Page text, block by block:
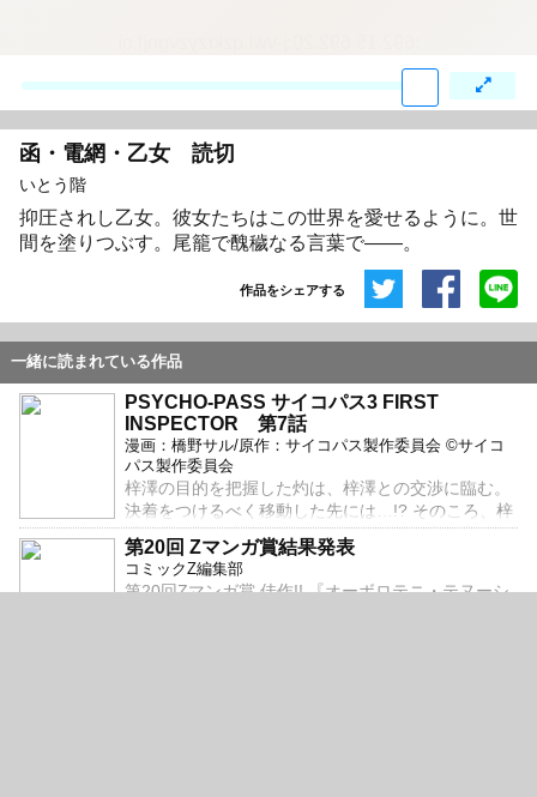
函・電網・乙女 読切
いとう階
抑圧されし乙女。彼女たちはこの世界を愛せるように。世
間を塗りつぶす。尾籠で醜穢なる言葉で――。
作品をシェアする
共有
埋め込みコード
一緒に読まれている作品
PSYCHO-PASS サイコパス3 FIRST
INSPECTOR 第7話
漫画：橋野サル/原作：サイコパス製作委員会 ©サイコ
パス製作委員会
梓澤の目的を把握した灼は、梓澤との交渉に臨む。
決着をつけるべく移動した先には…!? そのころ、梓
澤確保に動く狡噛の前に灼を信じる炯が立ち塞がる
―！
第20回 Zマンガ賞結果発表
コミックZ編集部
第20回Zマンガ賞 佳作!! 『オーボロテニ・テヌーシ